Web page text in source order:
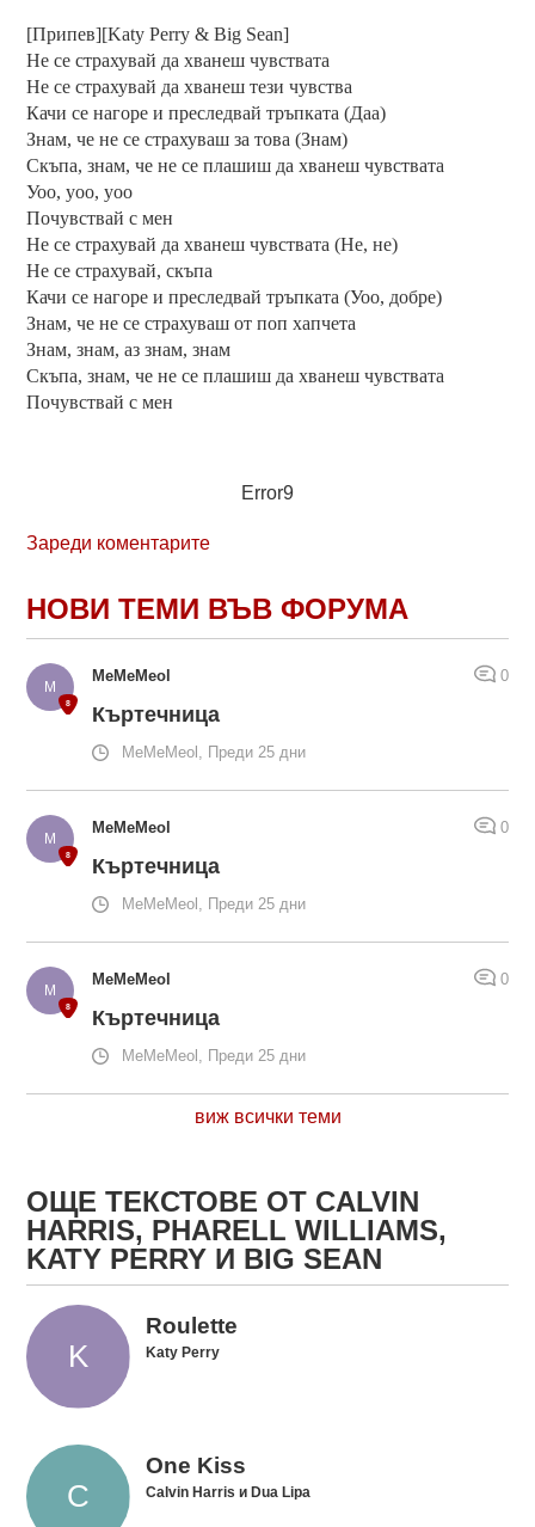
[Припев][Katy Perry & Big Sean]
Не се страхувай да хванеш чувствата
Не се страхувай да хванеш тези чувства
Качи се нагоре и преследвай тръпката (Даа)
Знам, че не се страхуваш за това (Знам)
Скъпа, знам, че не се плашиш да хванеш чувствата
Уоо, уоо, уоо
Почувствай с мен
Не се страхувай да хванеш чувствата (Не, не)
Не се страхувай, скъпа
Качи се нагоре и преследвай тръпката (Уоо, добре)
Знам, че не се страхуваш от поп хапчета
Знам, знам, аз знам, знам
Скъпа, знам, че не се плашиш да хванеш чувствата
Почувствай с мен
Error9
Зареди коментарите
НОВИ ТЕМИ ВЪВ ФОРУМА
MeMeMeol 0
Къртечница
MeMeMeol, Преди 25 дни
MeMeMeol 0
Къртечница
MeMeMeol, Преди 25 дни
MeMeMeol 0
Къртечница
MeMeMeol, Преди 25 дни
виж всички теми
ОЩЕ ТЕКСТОВЕ ОТ CALVIN
HARRIS, PHARELL WILLIAMS,
KATY PERRY И BIG SEAN
Roulette
Katy Perry
One Kiss
Calvin Harris и Dua Lipa